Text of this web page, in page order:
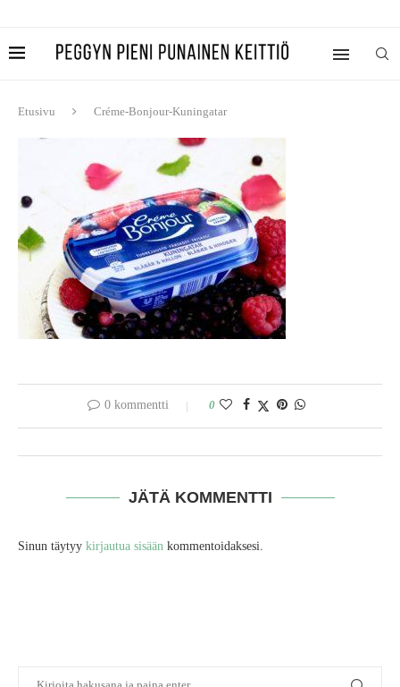
Etusivu Créme-Bonjour-Kuningatar
0 kommentti 0
JÄTÄ KOMMENTTI
Sinun täytyy kirjautua sisään kommentoidaksesi.